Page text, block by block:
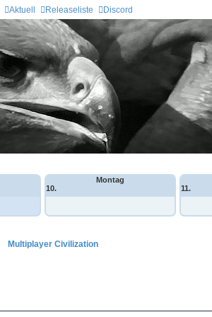
Aktuell Releaseliste Discord
Montag
10.
11.
Multiplayer Civilization